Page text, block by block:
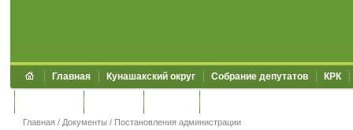
Главная Кунашакский округ Собрание депутатов КРК
Главная / Документы / Постановления администрации